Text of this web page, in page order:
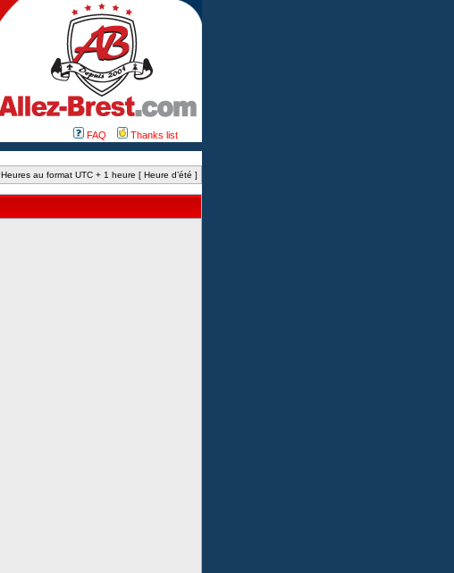
FAQ Thanks list
Heures au format UTC + 1 heure [ Heure d’été ]